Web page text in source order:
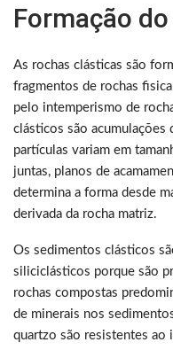
Formação
As rochas clásticas são
fragmentos de rochas
pelo intemperismo de
clásticos são acumulações
partículas variam em
juntas, planos de
determina a forma desde
derivada da rocha matriz.
Os sedimentos clásticos
siliciclásticos porque são
rochas compostas
de minerais nos
quartzo são resistentes ao